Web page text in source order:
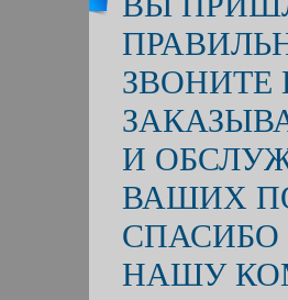
ЗВОНИТЕ
И
ВАШИХ
СПАСИБО
НАШУ